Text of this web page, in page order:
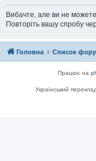
Вибачте, але ви не
Повторіть вашу спробу
Головна Список
Працює на
Український